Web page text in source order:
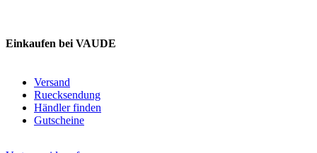
Einkaufen bei VAUDE
Versand
Ruecksendung
Händler finden
Gutscheine